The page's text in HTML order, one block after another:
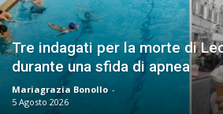
Tre indagati per la morte di
durante una sfida di apnea
Mariagrazia Bonollo -
5 Agosto 2026